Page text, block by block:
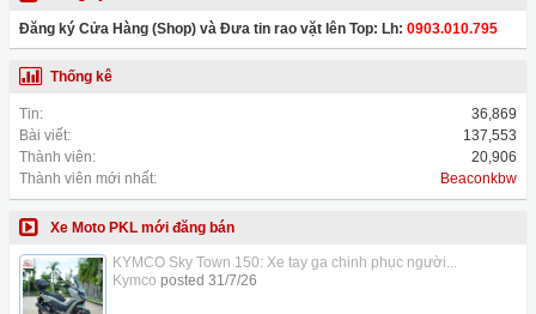
Đăng ký Cửa Hàng (Shop) và Đưa tin rao vặt lên Top: Lh: 0903.010.795
Thống kê
Tin:
36,869
Bài viết:
137,553
Thành viên:
20,906
Thành viên mới nhất:
Beaconkbw
Xe Moto PKL mới đăng bán
KYMCO Sky Town 150: Xe tay ga chinh phục người...
Kymco posted 31/7/26